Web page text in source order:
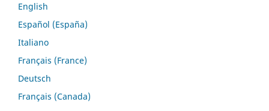
English
Español (España)
Italiano
Français (France)
Deutsch
Français (Canada)